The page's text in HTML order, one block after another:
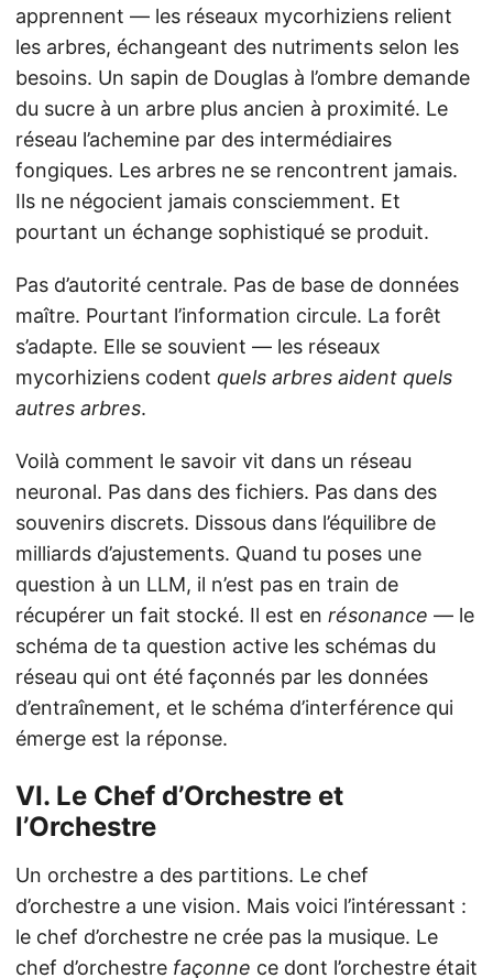
apprennent — les réseaux mycorhiziens relient
les arbres, échangeant des nutriments selon les
besoins. Un sapin de Douglas à l’ombre demande
du sucre à un arbre plus ancien à proximité. Le
réseau l’achemine par des intermédiaires
fongiques. Les arbres ne se rencontrent jamais.
Ils ne négocient jamais consciemment. Et
pourtant un échange sophistiqué se produit.
Pas d’autorité centrale. Pas de base de données
maître. Pourtant l’information circule. La forêt
s’adapte. Elle se souvient — les réseaux
mycorhiziens codent quels arbres aident quels
autres arbres.
Voilà comment le savoir vit dans un réseau
neuronal. Pas dans des fichiers. Pas dans des
souvenirs discrets. Dissous dans l’équilibre de
milliards d’ajustements. Quand tu poses une
question à un LLM, il n’est pas en train de
récupérer un fait stocké. Il est en résonance — le
schéma de ta question active les schémas du
réseau qui ont été façonnés par les données
d’entraînement, et le schéma d’interférence qui
émerge est la réponse.
VI. Le Chef d’Orchestre et
l’Orchestre
Un orchestre a des partitions. Le chef
d’orchestre a une vision. Mais voici l’intéressant :
le chef d’orchestre ne crée pas la musique. Le
chef d’orchestre façonne ce dont l’orchestre était